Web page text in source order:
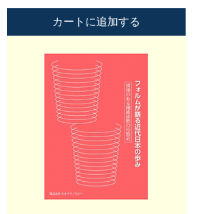
カートに追加する